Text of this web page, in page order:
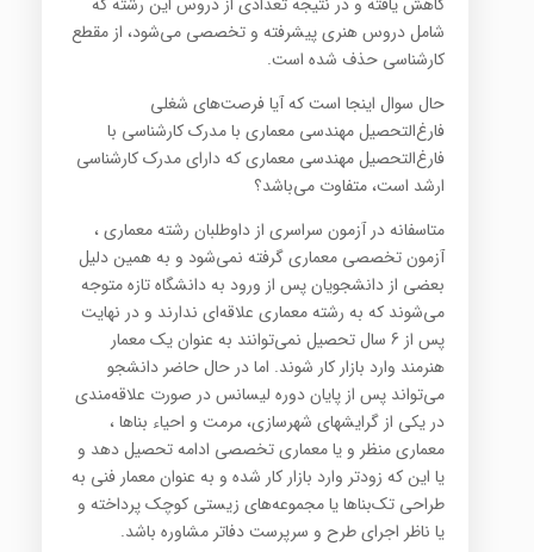
شامل دروس هنری پیشرفته و تخصصی می‌شود، از مقطع
کارشناسی حذف شده است.
حال سوال اینجا است که آیا فرصت‌های شغلی
فارغ‌التحصیل مهندسی معماری با مدرک کارشناسی با
فارغ‌التحصیل مهندسی معماری که دارای مدرک کارشناسی
ارشد است، متفاوت می‌باشد؟
متاسفانه در آزمون سراسری از داوطلبان رشته معماری ،
آزمون تخصصی معماری گرفته نمی‌شود و به همین دلیل
بعضی از دانشجویان پس از ورود به دانشگاه تازه متوجه
می‌شوند که به رشته معماری علاقه‌ای ندارند و در نهایت
پس از 6 سال تحصیل نمی‌توانند به عنوان یک معمار
هنرمند وارد بازار کار شوند. اما در حال حاضر دانشجو
می‌تواند پس از پایان دوره لیسانس در صورت علاقه‌مندی
در یکی از گرایشهای شهرسازی، مرمت و احیاء بناها ،
معماری منظر و یا معماری تخصصی ادامه تحصیل دهد و
یا این که زودتر وارد بازار کار شده و به عنوان معمار فنی به
طراحی تک‌بناها یا مجموعه‌های زیستی کوچک پرداخته و
یا ناظر اجرای طرح و سرپرست دفاتر مشاوره باشد.